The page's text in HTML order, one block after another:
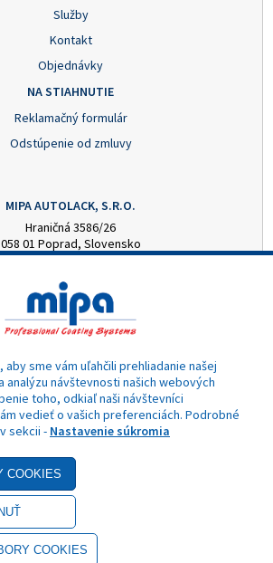
Služby
Kontakt
Objednávky
NA STIAHNUTIE
Reklamačný formulár
Odstúpenie od zmluvy
MIPA AUTOLACK, S.R.O.
Hraničná 3586/26
058 01 Poprad, Slovensko
mipa@autolack.sk
OTVÁRACIE HODINY
- Piatok: 8:00 - 16:00 hod.
- Akciová cena
© 2025 MIPA Autolack, s.r.o.
sme vám uľahčili prehliadanie našej
analýzu návštevnosti našich webových
toho, odkiaľ naši návštevníci
vedieť o vašich preferenciách. Podrobné
sekcii - Nastavenie súkromia